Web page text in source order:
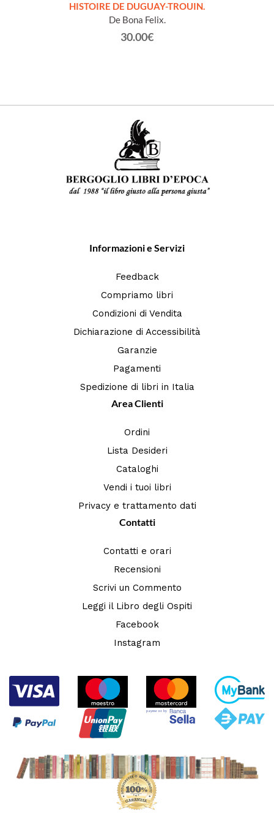
HISTOIRE DE DUGUAY-TROUIN.
De Bona Felix.
30.00€
Informazioni e Servizi
Feedback
Compriamo libri
Condizioni di Vendita
Dichiarazione di Accessibilità
Garanzie
Pagamenti
Spedizione di libri in Italia
Area Clienti
Ordini
Lista Desideri
Cataloghi
Vendi i tuoi libri
Privacy e trattamento dati
Contatti
Contatti e orari
Recensioni
Scrivi un Commento
Leggi il Libro degli Ospiti
Facebook
Instagram